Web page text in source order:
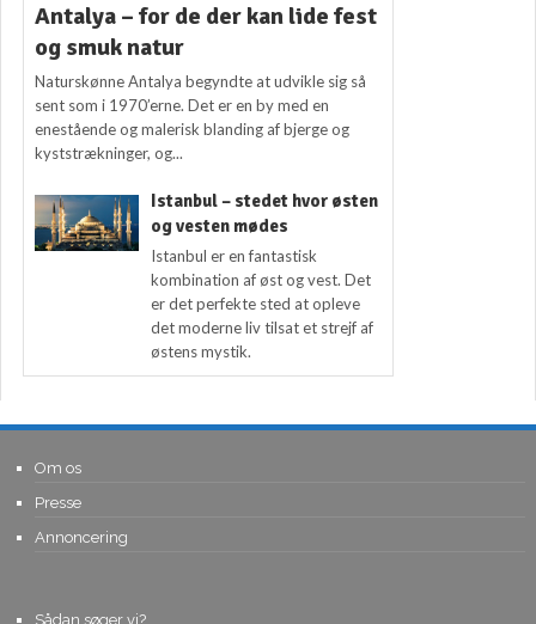
Antalya – for de der kan lide fest
og smuk natur
Naturskønne Antalya begyndte at udvikle sig så
sent som i 1970’erne. Det er en by med en
enestående og malerisk blanding af bjerge og
kyststrækninger, og...
Istanbul – stedet hvor østen
og vesten mødes
Istanbul er en fantastisk
kombination af øst og vest. Det
er det perfekte sted at opleve
det moderne liv tilsat et strejf af
østens mystik.
Om os
Presse
Annoncering
Sådan søger vi?